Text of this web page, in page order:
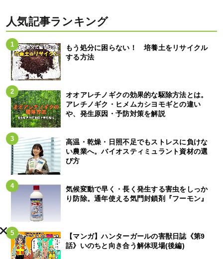
人気記事ランキング
もう処分に困らない！ 培養土をリサイクル
する方法
オオアレチノギクの効果的な駆除方法とは。
アレチノギク・ヒメムカシヨモギとの違い
や、発生原因・予防対策を解説
高温・乾燥・日照不足でもストレスに負けな
い農業へ。バイオスティミュラント資材の選
び方
気候変動で早く・長く発生する害虫をしっか
り防除。通年使える気門封鎖剤『フーモン』
【マンガ】ハンターガールの害獣日誌《第9
話》いのちと向き合う解体現場(後編)